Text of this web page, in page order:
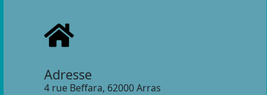
Adresse
4 rue Beffara, 62000 Arras